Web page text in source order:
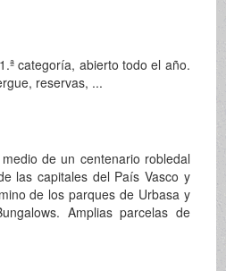
categoría, abierto todo el año.
reservas, ...
de un centenario robledal
las capitales del País Vasco y
de los parques de Urbasa y
Amplias parcelas de